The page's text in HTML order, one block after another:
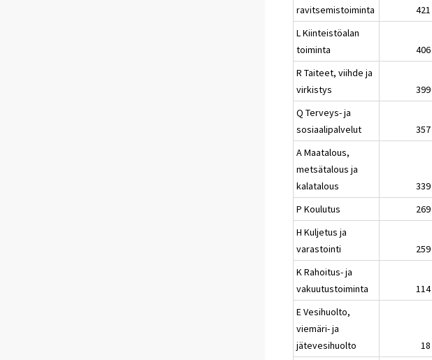
ravitsemistoiminta
421
L Kiinteistöalan
toiminta
406
R Taiteet, viihde ja
virkistys
399
Q Terveys- ja
sosiaalipalvelut
357
A Maatalous,
metsätalous ja
kalatalous
339
P Koulutus
269
H Kuljetus ja
varastointi
259
K Rahoitus- ja
vakuutustoiminta
114
E Vesihuolto,
viemäri- ja
jätevesihuolto
18